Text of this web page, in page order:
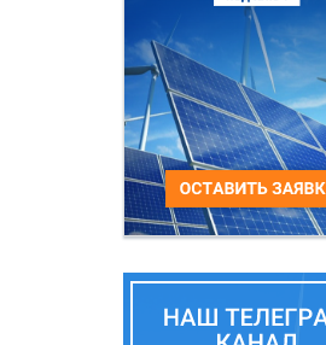
800/800 Вт
1
1000/1000 Вт
1
2000/1000Вт 1
3000/2000Вт 1